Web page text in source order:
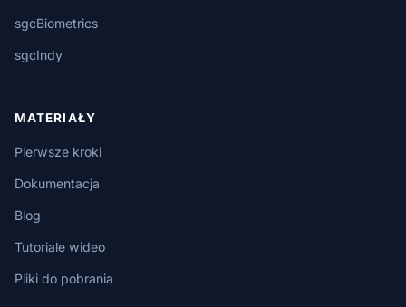
sgcBiometrics
sgcIndy
MATERIAŁY
Pierwsze kroki
Dokumentacja
Blog
Tutoriale wideo
Pliki do pobrania